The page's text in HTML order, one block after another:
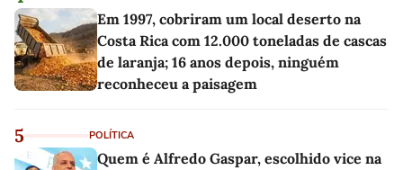
Em 1997, cobriram um local deserto na
Costa Rica com 12.000 toneladas de cascas
de laranja; 16 anos depois, ninguém
reconheceu a paisagem
5 POLÍTICA
Quem é Alfredo Gaspar, escolhido vice na